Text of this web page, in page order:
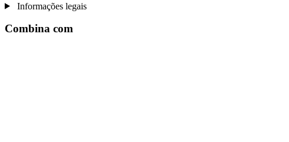
Informações legais
Combina com